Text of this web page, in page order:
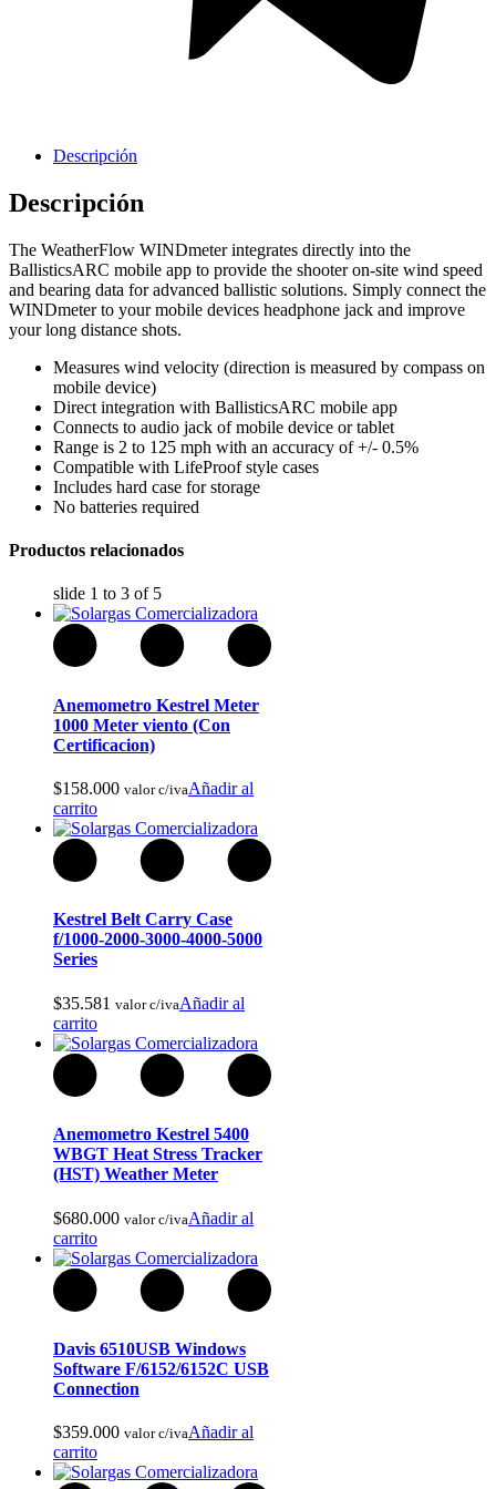
Griferia Acero Inoxidable
Cavas de Vino
Descripción
Descripción
The WeatherFlow WINDmeter integrates directly into the
BallisticsARC mobile app to provide the shooter on-site wind speed
and bearing data for advanced ballistic solutions. Simply connect the
WINDmeter to your mobile devices headphone jack and improve
your long distance shots.
Measures wind velocity (direction is measured by compass on
mobile device)
Direct integration with BallisticsARC mobile app
Connects to audio jack of mobile device or tablet
Range is 2 to 125 mph with an accuracy of +/- 0.5%
Compatible with LifeProof style cases
Includes hard case for storage
No batteries required
Productos relacionados
slide 1 to 3 of 5
Anemometro Kestrel Meter
1000 Meter viento (Con
Certificacion)
$158.000 valor c/ivaAñadir al
carrito
Kestrel Belt Carry Case
f/1000-2000-3000-4000-5000
Series
$35.581 valor c/ivaAñadir al
carrito
Anemometro Kestrel 5400
WBGT Heat Stress Tracker
(HST) Weather Meter
$680.000 valor c/ivaAñadir al
carrito
Davis 6510USB Windows
Software F/6152/6152C USB
Connection
$359.000 valor c/ivaAñadir al
carrito